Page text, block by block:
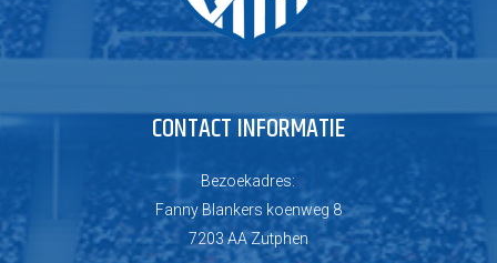
CONTACT INFORMATIE
Bezoekadres:
Fanny Blankers koenweg 8
7203 AA Zutphen